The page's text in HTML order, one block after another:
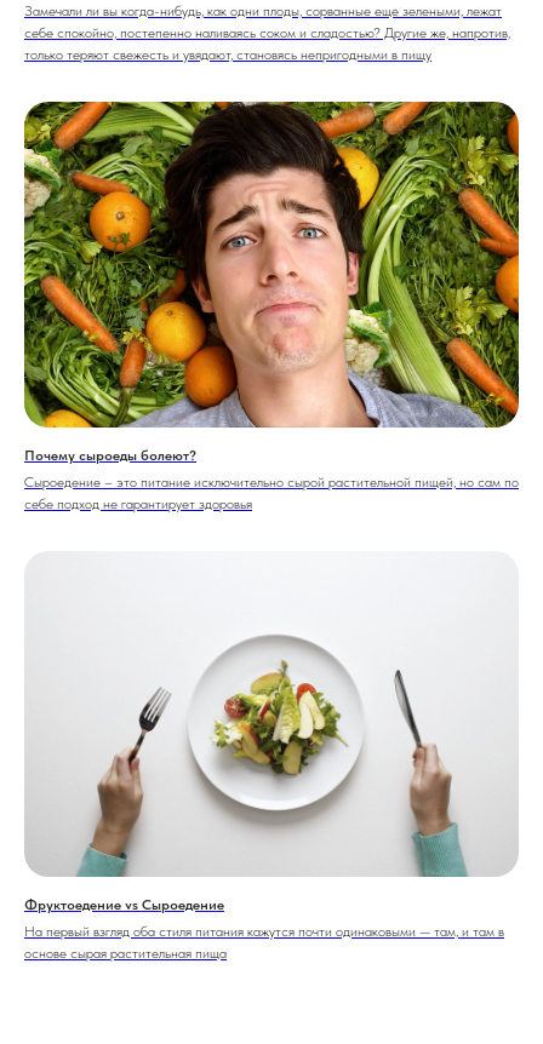
Замечали ли вы когда-нибудь, как одни плоды, сорванные еще зелеными, лежат
себе спокойно, постепенно наливаясь соком и сладостью? Другие же, напротив,
только теряют свежесть и увядают, становясь непригодными в пищу
Почему сыроеды болеют?
Сыроедение – это питание исключительно сырой растительной пищей, но сам по
себе подход не гарантирует здоровья
Фруктоедение vs Сыроедение
На первый взгляд оба стиля питания кажутся почти одинаковыми — там, и там в
основе сырая растительная пища